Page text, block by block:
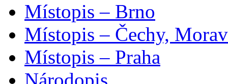
Místopis – Brno
Místopis – Čechy,
Místopis – Praha
Národopis